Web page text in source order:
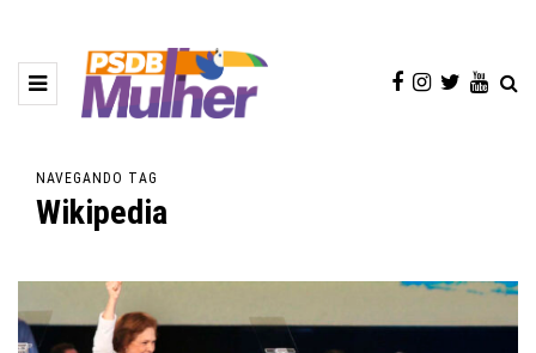
NAVEGANDO TAG
Wikipedia